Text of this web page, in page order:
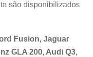
são disponibilizados
Fusion, Jaguar
GLA 200, Audi Q3,